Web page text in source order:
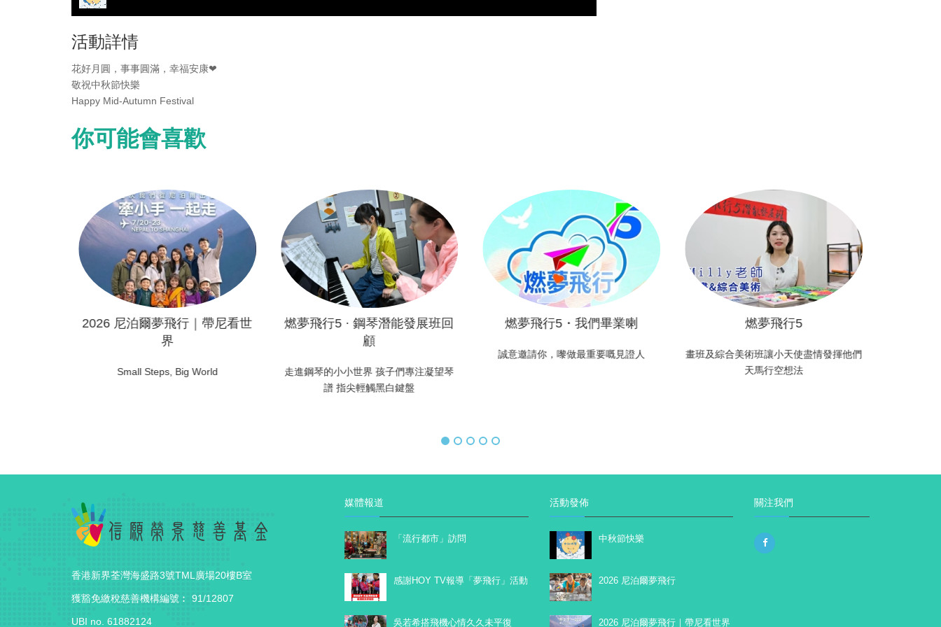
活動詳情
花好月圓，事事圓滿，幸福安康❤
敬祝中秋節快樂
Happy Mid-Autumn Festival
你可能會喜歡
2026 尼泊爾夢飛行｜帶尼看世
界
Small Steps, Big World
燃夢飛行5 · 鋼琴潛能發展班回
顧
走進鋼琴的小小世界 孩子們專注凝望琴
譜 指尖輕觸黑白鍵盤
燃夢飛行5・我們畢業喇
誠意邀請你，嚟做最重要嘅見證人
燃夢飛行5
畫班及綜合美術班讓小天使盡情發揮他們
天馬行空想法
香港新界荃灣海盛路3號TML廣場20樓B室
獲豁免繳稅慈善機構編號︰ 91/12807
UBI no. 61882124
媒體報道
「流行都市」訪問
感謝HOY TV報導「夢飛行」活動
吳若希搭飛機心情久久未平復
活動發佈
中秋節快樂
2026 尼泊爾夢飛行
2026 尼泊爾夢飛行｜帶尼看世界
關注我們